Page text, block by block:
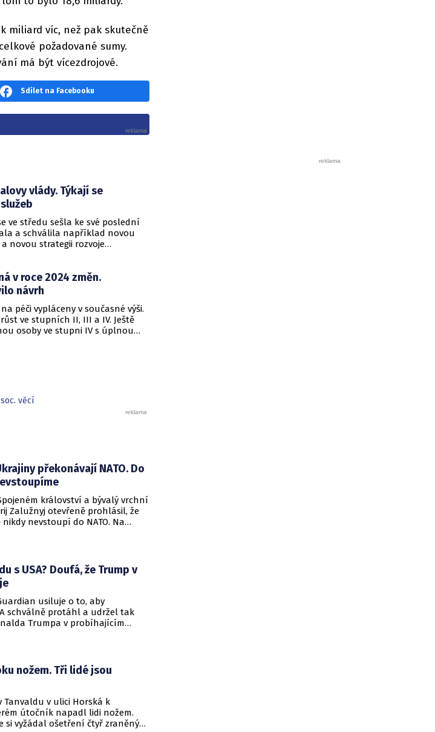
miliard víc, než pak skutečně
požadované sumy.
má být vícezdrojové.
Sdílet na Facebooku
vlády. Týkají se
ve středu sešla ke své poslední
a schválila například novou
novou strategii rozvoje
psychických onemocnění a
Zabývala se také jedenácti
kontrolního úřadu.
v roce 2024 změn.
návrh
péči vypláceny v současné výši.
ve stupních II, III a IV. Ještě
osoby ve stupni IV s úplnou
věcí
překonávají NATO. Do
království a bývalý vrchní
Zalužnyj otevřeně prohlásil, že
nevstoupí do NATO. Na
s USA? Doufá, že Trump v
usiluje o to, aby
schválně protáhl a udržel tak
Trumpa v probíhajícím
Cartera.
nožem. Tři lidé jsou
v ulici Horská k
útočník napadl lidi nožem.
si vyžádal ošetření čtyř zraněných